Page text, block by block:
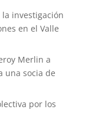
investigación
en el Valle
Merlin a
una socia de
por los